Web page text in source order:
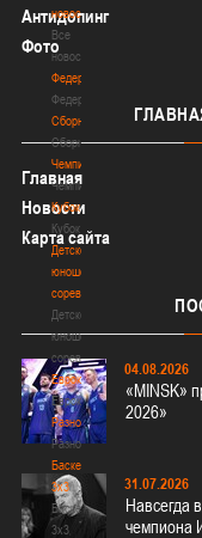
новости
Все
новости
Федерация
Федерация
Сборные
Сборные
Чемпионат
Чемпионат
Кубок
Кубок
Детско-
юношеские
соревнования
Детско-
юношеские
соревнования
Еврокубки
Еврокубки
Разное
Разное
Баскетбол
3х3
Баскетбол
3х3
Антидопинг
Фото
Главная
Новости
Карта сайта
04.08.2026
«MINSK»
2026»
31.07.2026
Навсегда
чемпиона